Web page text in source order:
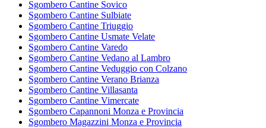
Sgombero Cantine Sovico
Sgombero Cantine Sulbiate
Sgombero Cantine Triuggio
Sgombero Cantine Usmate Velate
Sgombero Cantine Varedo
Sgombero Cantine Vedano al Lambro
Sgombero Cantine Veduggio con Colzano
Sgombero Cantine Verano Brianza
Sgombero Cantine Villasanta
Sgombero Cantine Vimercate
Sgombero Capannoni Monza e Provincia
Sgombero Magazzini Monza e Provincia